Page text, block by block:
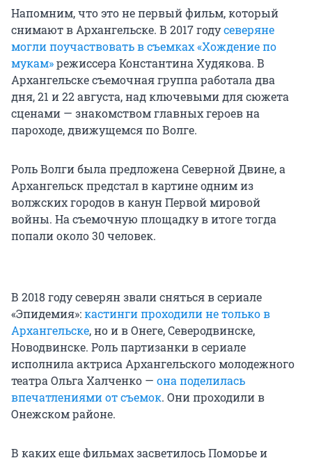
Напомним, что это не первый фильм, который
снимают в Архангельске. В 2017 годусеверяне
могли поучаствовать в съемках «Хождение по
мукам»режиссера Константина Худякова. В
Архангельске съемочная группа работала два
дня, 21 и 22 августа, над ключевыми для сюжета
сценами — знакомством главных героев на
пароходе, движущемся по Волге.
Роль Волги была предложена Северной Двине, а
Архангельск предстал в картине одним из
волжских городов в канун Первой мировой
войны. На съемочную площадку в итоге тогда
попали около 30 человек.
В 2018 году северян звали сняться в сериале
«Эпидемия»:кастинги проходили не только в
Архангельске, но и в Онеге, Северодвинске,
Новодвинске. Роль партизанки в сериале
исполнила актриса Архангельского молодежного
театра Ольга Халченко — она поделилась
впечатлениями от съемок. Они проходили в
Онежском районе.
В каких еще фильмах засветилось Поморье и